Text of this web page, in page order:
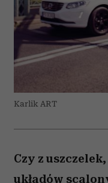
Karlik ART
Czy z
układów